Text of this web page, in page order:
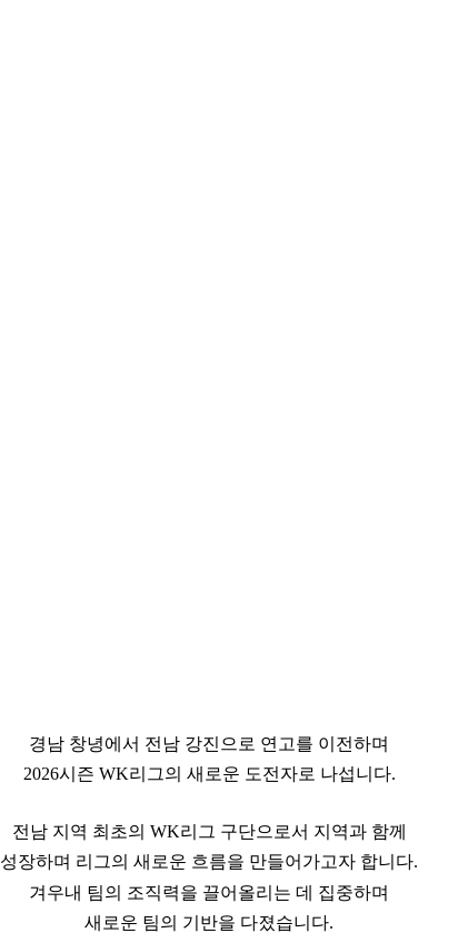
경남 창녕에서 전남 강진으로 연고를 이전하며
2026시즌 WK리그의 새로운 도전자로 나섭니다.
전남 지역 최초의 WK리그 구단으로서 지역과 함께
성장하며 리그의 새로운 흐름을 만들어가고자 합니다.
겨우내 팀의 조직력을 끌어올리는 데 집중하며
새로운 팀의 기반을 다졌습니다.